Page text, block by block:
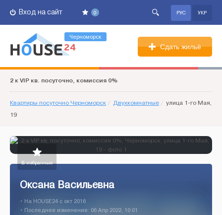
0
Вход на сайт РУС УКР
Черноморск
Сдать жильё
2 к VIP кв. посуточно, комиссия 0%
Квартиры посуточно Черноморск / Двухкомнатные / улица 1-го Мая,
19
В избранные
Оксана Васильевна
• На HOUSE24 c окт 2016
• Последнее изменение: 06 Апр 2022, 10:01